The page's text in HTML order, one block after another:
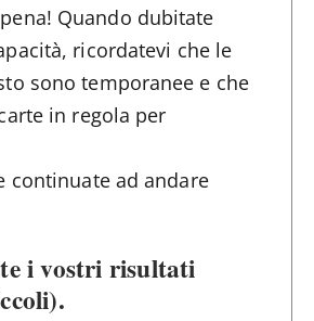
Quando dubitate
ricordatevi che le
sono temporanee e che
in regola per
continuate ad andare
i vostri risultati